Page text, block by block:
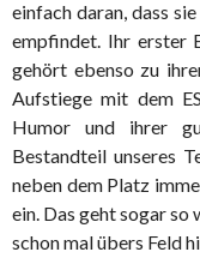
einfach daran, dass
empfindet. Ihr erster
gehört ebenso zu
Aufstiege mit dem
Humor und ihrer
Bestandteil unseres
neben dem Platz
ein. Das geht sogar so
schon mal übers Feld